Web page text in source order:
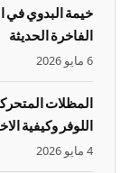
خيمة البدوي في
الفاخرة الحديثة
6 مايو 2026
المظلات
اللوفر وكيفية
4 مايو 2026